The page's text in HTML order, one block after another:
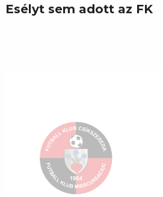
Esélyt sem adott az FK